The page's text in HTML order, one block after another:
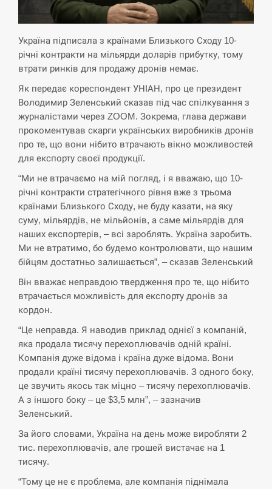
РФ провела новий раунд таємних
зустрічей з Європою щодо війни…
СЕРПЕНЬ
14:53
Экс-послу в США Стефанишиной
вручили новое подозрение и избирают
меру…
СЕРПЕНЬ
14:40
У Росії розгортається ракетний підрозділ
КНДР – Reuters
СЕРПЕНЬ
14:23
Поставки ракет для ПВО сократились
втрое, хотя у партнеров они…
СЕРПЕНЬ
У Румунії затоплять чотири баржі для
збільшення потоку води до…
СЕРПЕНЬ
13:53
В Москве пожаловались на “кратный
рост” атак дронов Украины
13:40
Біля українського літака в аеропорту
Лейпцига виявили дрон, ймовірно, з…
Україна підписала з країнами Близького Сходу 10-
річні контракти на мільярди доларів прибутку, тому
втрати ринків для продажу дронів немає.
Як передає кореспондент УНІАН, про це президент
Володимир Зеленський сказав під час спілкування з
журналістами через ZOOM. Зокрема, глава держави
прокоментував скарги українських виробників дронів
про те, що вони нібито втрачають вікно можливостей
для експорту своєї продукції.
“Ми не втрачаємо на мій погляд, і я вважаю, що 10-
річні контракти стратегічного рівня вже з трьома
країнами Близького Сходу, не буду казати, на яку
суму, мільярдів, не мільйонів, а саме мільярдів для
наших експортерів, – всі зароблять. Україна заробить.
Ми не втратимо, бо будемо контролювати, що нашим
бійцям достатньо залишається”, – сказав Зеленський
Він вважає неправдою твердження про те, що нібито
втрачається можливість для експорту дронів за
кордон.
“Це неправда. Я наводив приклад однієї з компаній,
яка продала тисячу перехоплювачів одній країні.
Компанія дуже відома і країна дуже відома. Вони
продали країні тисячу перехоплювачів. З одного боку,
це звучить якось так міцно – тисячу перехоплювачів.
А з іншого боку – це $3,5 млн”, – зазначив
Зеленський.
За його словами, Україна на день може виробляти 2
тис. перехоплювачів, але грошей вистачає на 1
тисячу.
“Тому це не є проблема, але компанія піднімала